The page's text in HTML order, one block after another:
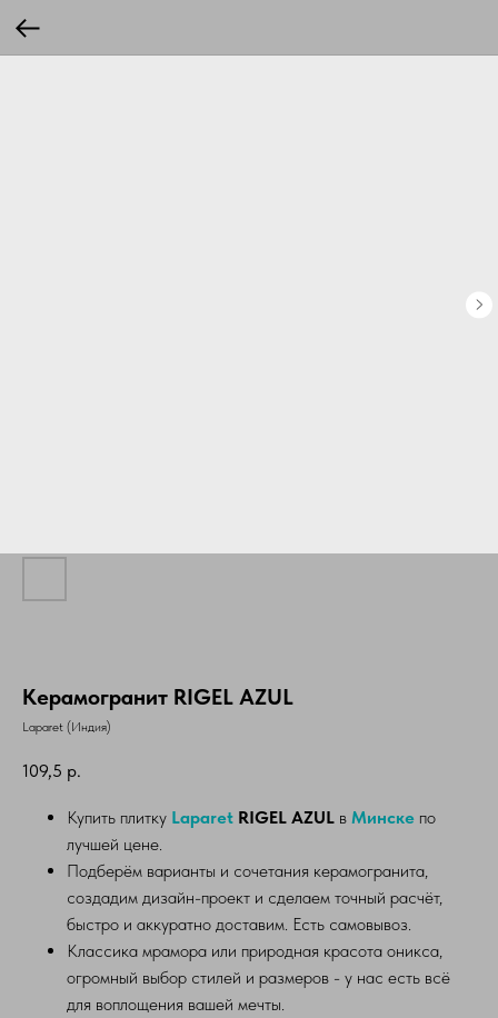
Керамогранит RIGEL AZUL
Laparet (Индия)
109,5 р.
Купить плитку Laparet RIGEL AZUL в Минске по
лучшей цене.
Подберём варианты и сочетания керамогранита,
создадим дизайн-проект и сделаем точный расчёт,
быстро и аккуратно доставим. Есть самовывоз.
Классика мрамора или природная красота оникса,
огромный выбор стилей и размеров - у нас есть всё
для воплощения вашей мечты.